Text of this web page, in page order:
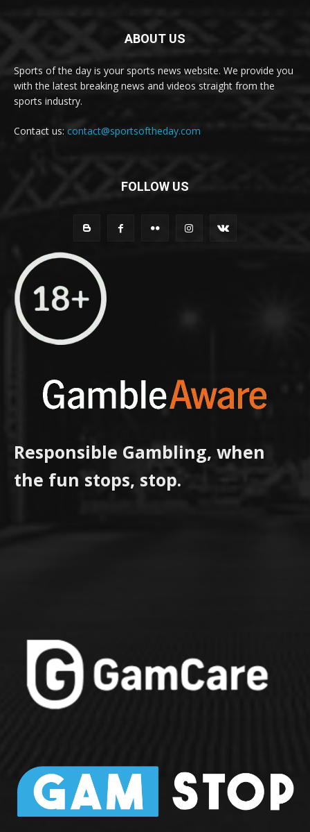
ABOUT US
Sports of the day is your sports news website. We provide you
with the latest breaking news and videos straight from the
sports industry.
Contact us: contact@sportsoftheday.com
FOLLOW US
Responsible Gambling, when
the fun stops, stop.